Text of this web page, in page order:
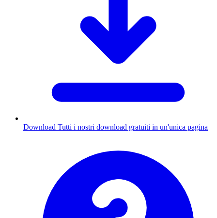
Download Tutti i nostri download gratuiti in un'unica pagina